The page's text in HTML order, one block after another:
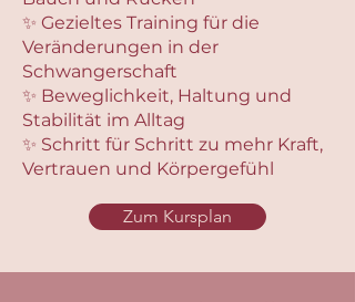
✨ Gezieltes Training für die
Veränderungen in der
Schwangerschaft
✨ Beweglichkeit, Haltung und
Stabilität im Alltag
✨ Schritt für Schritt zu mehr Kraft,
Vertrauen und Körpergefühl
Zum Kursplan